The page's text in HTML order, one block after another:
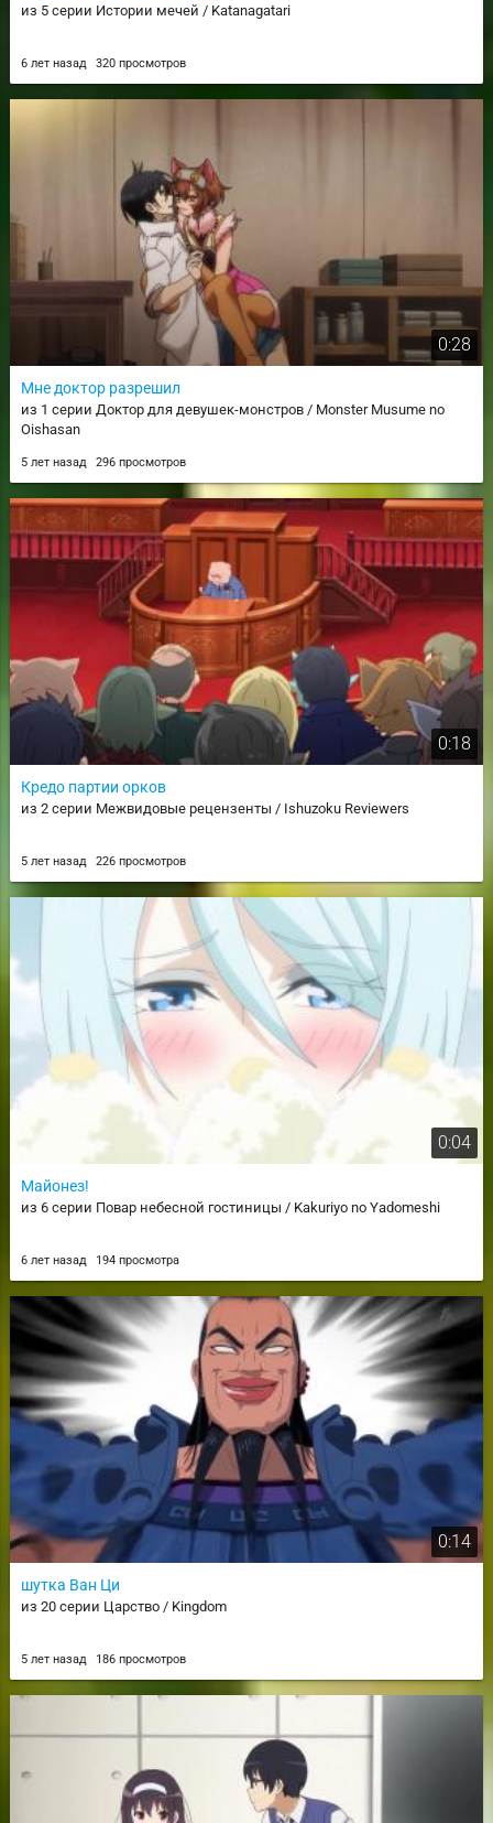
из 5 серии Истории мечей / Katanagatari
6 лет назад 320 просмотров
0:28
Мне доктор разрешил
из 1 серии Доктор для девушек-монстров / Monster Musume no
Oishasan
5 лет назад 296 просмотров
0:18
Кредо партии орков
из 2 серии Межвидовые рецензенты / Ishuzoku Reviewers
5 лет назад 226 просмотров
0:04
Майонез!
из 6 серии Повар небесной гостиницы / Kakuriyo no Yadomeshi
6 лет назад 194 просмотра
0:14
шутка Ван Ци
из 20 серии Царство / Kingdom
5 лет назад 186 просмотров